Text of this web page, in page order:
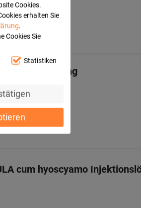
Cookies.
erhalten Sie
.
Cookies Sie
Statistiken
Injektionslösung
cum hyoscyamo